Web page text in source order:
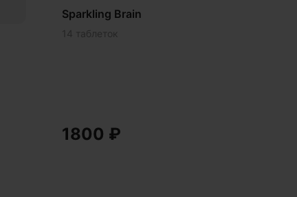
Sparkling Brain
14 таблеток
1800 ₽